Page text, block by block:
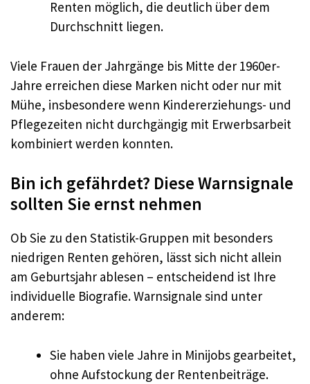
Renten möglich, die deutlich über dem
Durchschnitt liegen.
Viele Frauen der Jahrgänge bis Mitte der 1960er-
Jahre erreichen diese Marken nicht oder nur mit
Mühe, insbesondere wenn Kindererziehungs- und
Pflegezeiten nicht durchgängig mit Erwerbsarbeit
kombiniert werden konnten.
Bin ich gefährdet? Diese Warnsignale
sollten Sie ernst nehmen
Ob Sie zu den Statistik-Gruppen mit besonders
niedrigen Renten gehören, lässt sich nicht allein
am Geburtsjahr ablesen – entscheidend ist Ihre
individuelle Biografie. Warnsignale sind unter
anderem:
Sie haben viele Jahre in Minijobs gearbeitet,
ohne Aufstockung der Rentenbeiträge.